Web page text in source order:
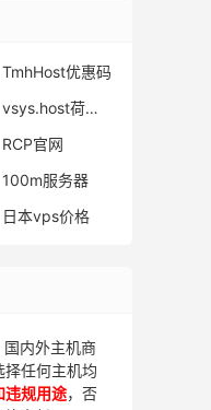
TmhHost优惠码
vsys.host荷兰服务器（离岸）
RCP官网
100m服务器
日本vps价格
内外主机商
择任何主机均
违规用途，否